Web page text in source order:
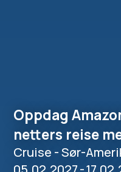
Oppdag
netters reise
Cruise - Sør-